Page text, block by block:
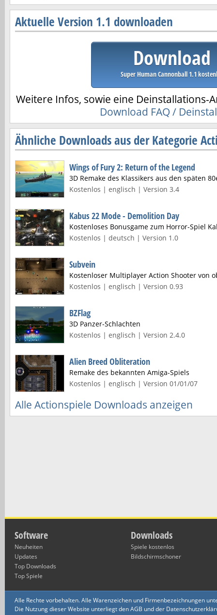
Aktuelle Version 1.1 downloaden
Download
Super Human Cannonball 1.1
Weitere Infos, sowie eine Deinstallations-
Download FAQ /
Ähnliche Downloads aus der Kategorie
Wings of Fury 2: Return of the Legend
3D Remake des Klassikers aus den späten
Kostenlos | englisch | Version 3.4
Kabus 22 Mode - Demolition Day
Kostenloses Bonusgame zum Horror-Spiel
Kostenlos | deutsch | Version 1.0
Subvein
Kostenloser Multiplayer Action Shooter von
Kostenlos | englisch | Version 0.93
BZFlag
3D Panzer-Schlachten
Kostenlos | englisch | Version 2.4.0
Alien Breed Obliteration
Remake des bekannten Amiga-Spiels
Kostenlos | englisch | Version 01/01/07
Alle Actionspiele Downloads anzeigen
Software
Neuheiten
Updates
Top Downloads
Top Spiele
Downloads
Spiele kostenlos
Bildschirmschoner
Alle Rechte vorbehalten. Alle Warenzeichen und Firmenbezeichnungen
Die Nutzung dieser Website unterliegt den AGB und der